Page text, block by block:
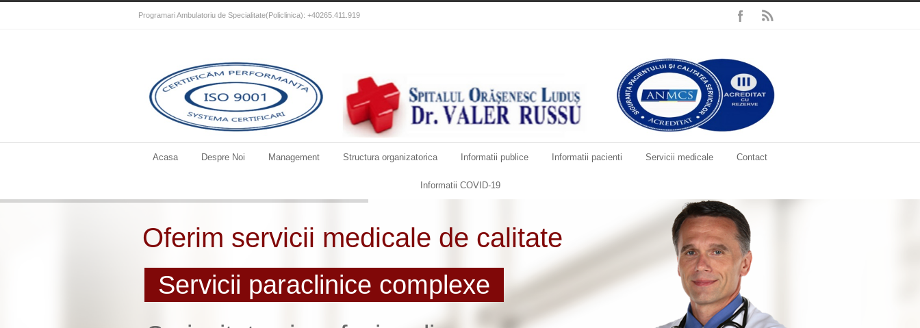
Programari Ambulatoriu de Specialitate(Policlinica): +40265.411.919
Acasa Despre Noi Management Structura organizatorica Informatii publice Informatii pacienti Servicii medicale Contact
Informatii COVID-19